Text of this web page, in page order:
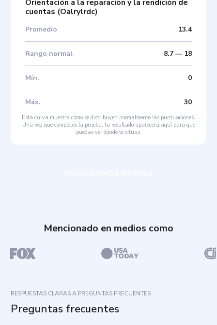
Orientación a la reparación y la rendición de
cuentas (Oalrylrdc)
Promedio 13.4
Rango normal 8.7— 18
Mín. 0
Máx. 30
Esta curva muestra cómo se distribuyen normalmente las puntuaciones.
Una vez que completes la prueba, tu resultado aparecerá aquí para que
puedas ver dónde te sitúas.
Mencionado en medios como
RESPUESTAS CLARAS A PREGUNTAS FRECUENTES
Preguntas frecuentes